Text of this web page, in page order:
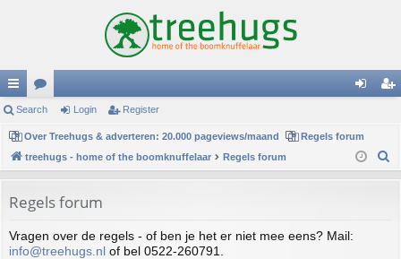
ui
ck
lin
or
u
m
in
er
Search Login Register
Over Treehugs & adverteren: 20.000 pageviews/maand
Regels forum
treehugs - home of the boomknuffelaar
Regels forum
Regels forum
Vragen over de regels - of ben je het er niet mee eens? Mail:
info@treehugs.nl of bel 0522-260791.